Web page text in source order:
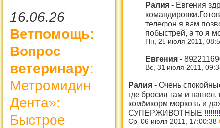
16.06.26
Ветпомощь:
Вопрос
ветеринару:
Метромидин
Дента»:
Быстрое
Ралия - Евгения
телефон я вам
побыстрей, а то я
Пн, 25 июля 2011,
Евгения -
Вс, 31 июля 2011,
Ралия - Очень
где бросил там и нашел.
комбикорм морковь и
СУПЕРЖИВОТНЫЕ
Ср, 06 июля 2011, 17:00:38